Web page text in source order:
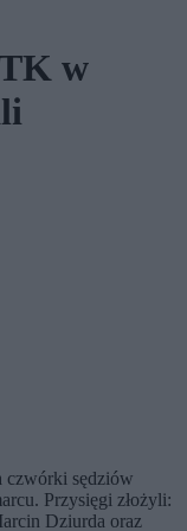
w
czwórki sędziów
Przysięgi złożyli:
Dziurda oraz